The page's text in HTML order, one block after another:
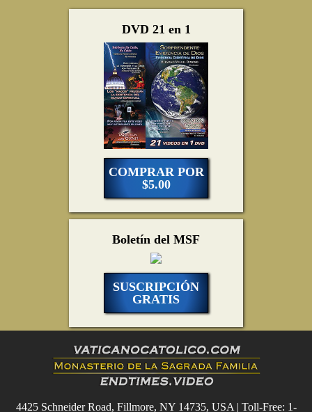
DVD 21 en 1
COMPRAR POR
$5.00
Boletín del MSF
SUSCRIPCIÓN
GRATIS
4425 Schneider Road, Fillmore, NY 14735, USA | Toll-Free: 1-